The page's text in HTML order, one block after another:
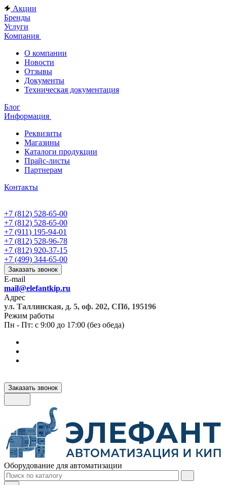
Акции
Бренды
Услуги
Компания
О компании
Новости
Отзывы
Документы
Техническая документация
Блог
Информация
Реквизиты
Магазины
Каталоги продукции
Прайс-листы
Партнерам
Контакты
+7 (812) 528-65-00
+7 (812) 528-65-00
+7 (911) 195-94-01
+7 (812) 528-96-78
+7 (812) 920-37-15
+7 (499) 344-65-00
Заказать звонок
E-mail
mail@elefantkip.ru
Адрес
ул. Таллинская, д. 5, оф. 202, СПб, 195196
Режим работы
Пн - Пт: с 9:00 до 17:00 (без обеда)
Заказать звонок
Оборудование для автоматизации